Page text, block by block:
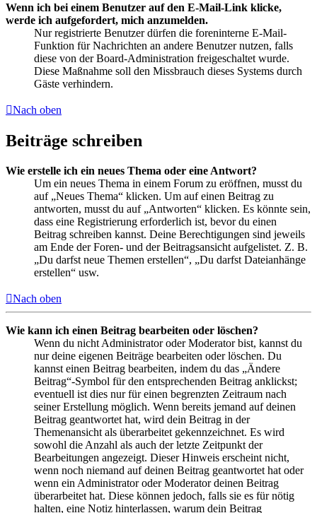
Wenn ich bei einem Benutzer auf den E-Mail-Link klicke,
werde ich aufgefordert, mich anzumelden.
Nur registrierte Benutzer dürfen die foreninterne E-Mail-
Funktion für Nachrichten an andere Benutzer nutzen, falls
diese von der Board-Administration freigeschaltet wurde.
Diese Maßnahme soll den Missbrauch dieses Systems durch
Gäste verhindern.
Nach oben
Beiträge schreiben
Wie erstelle ich ein neues Thema oder eine Antwort?
Um ein neues Thema in einem Forum zu eröffnen, musst du
auf „Neues Thema“ klicken. Um auf einen Beitrag zu
antworten, musst du auf „Antworten“ klicken. Es könnte sein,
dass eine Registrierung erforderlich ist, bevor du einen
Beitrag schreiben kannst. Deine Berechtigungen sind jeweils
am Ende der Foren- und der Beitragsansicht aufgelistet. Z. B.
„Du darfst neue Themen erstellen“, „Du darfst Dateianhänge
erstellen“ usw.
Nach oben
Wie kann ich einen Beitrag bearbeiten oder löschen?
Wenn du nicht Administrator oder Moderator bist, kannst du
nur deine eigenen Beiträge bearbeiten oder löschen. Du
kannst einen Beitrag bearbeiten, indem du das „Ändere
Beitrag“-Symbol für den entsprechenden Beitrag anklickst;
eventuell ist dies nur für einen begrenzten Zeitraum nach
seiner Erstellung möglich. Wenn bereits jemand auf deinen
Beitrag geantwortet hat, wird dein Beitrag in der
Themenansicht als überarbeitet gekennzeichnet. Es wird
sowohl die Anzahl als auch der letzte Zeitpunkt der
Bearbeitungen angezeigt. Dieser Hinweis erscheint nicht,
wenn noch niemand auf deinen Beitrag geantwortet hat oder
wenn ein Administrator oder Moderator deinen Beitrag
überarbeitet hat. Diese können jedoch, falls sie es für nötig
halten, eine Notiz hinterlassen, warum dein Beitrag